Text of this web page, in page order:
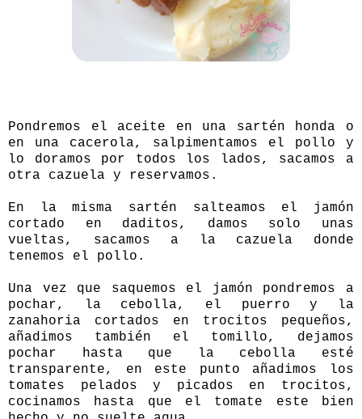
Pondremos el aceite en una sartén honda o
en una cacerola, salpimentamos el pollo y
lo doramos por todos los lados, sacamos a
otra cazuela y reservamos.
En la misma sartén salteamos el jamón
cortado en daditos, damos solo unas
vueltas, sacamos a la cazuela donde
tenemos el pollo.
Una vez que saquemos el jamón pondremos a
pochar, la cebolla, el puerro y la
zanahoria cortados en trocitos pequeños,
añadimos también el tomillo, dejamos
pochar hasta que la cebolla esté
transparente, en este punto añadimos los
tomates pelados y picados en trocitos,
cocinamos hasta que el tomate este bien